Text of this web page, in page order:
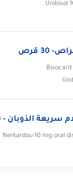
Unibisol
Nerkardou 10 mg oral